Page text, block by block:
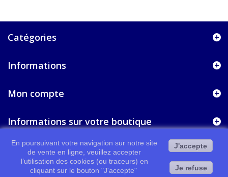
Catégories
Informations
Mon compte
Informations sur votre boutique
En poursuivant votre navigation sur notre site
de vente en ligne, veuillez accepter
l’utilisation des cookies (ou traceurs) en
cliquant sur le bouton "J'accepte"
J'accepte
Je refuse